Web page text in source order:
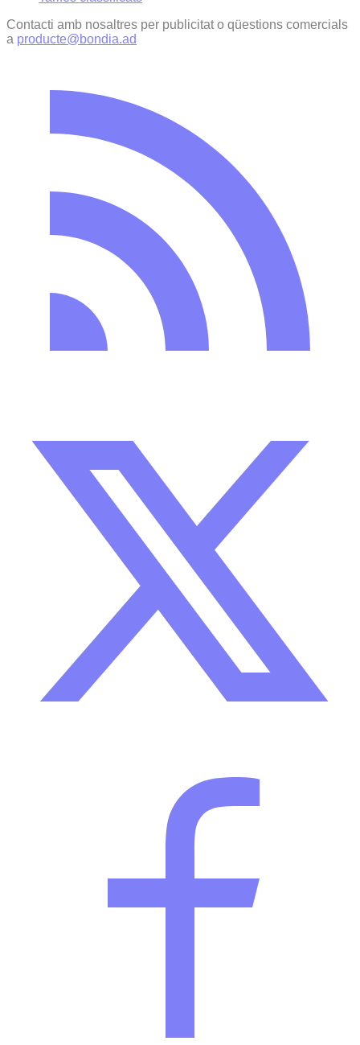
Contacti amb nosaltres per publicitat o qüestions comercials
a producte@bondia.ad